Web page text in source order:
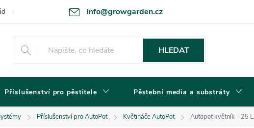
info@growgarden.cz
Odstoupení od smlouvy Zásady ochrany osobních údajů a cookies
HLEDAT
Příslušenství pro pěstitele Pěstební media a substráty
Příslušenství pro AutoPot Květináče AutoPot Autopot květník - 25 L